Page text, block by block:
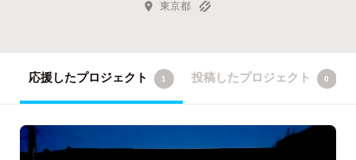
東京都
応援したプロジェクト 1 投稿したプロジェクト 0